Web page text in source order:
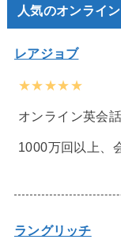
人気のオンライ
レアジョブ
★★★★★
オンライン英会
1000万回以上、
ラングリッチ